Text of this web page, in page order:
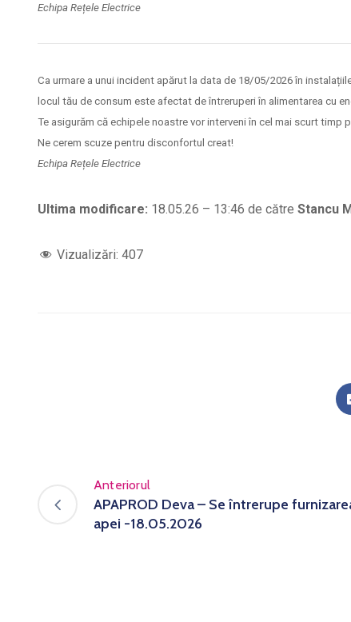
Echipa Rețele Electrice
Ca urmare a unui incident apărut la data de 18/05/2026 în
locul tău de consum este afectat de întreruperi în alimentarea cu
Te asigurăm că echipele noastre vor interveni în cel mai scurt
Ne cerem scuze pentru disconfortul creat!
Echipa Rețele Electrice
Ultima modificare: 18.05.26 – 13:46 de către Stancu
Vizualizări: 407
Anteriorul
APAPROD Deva – Se întrerupe
apei -18.05.2026